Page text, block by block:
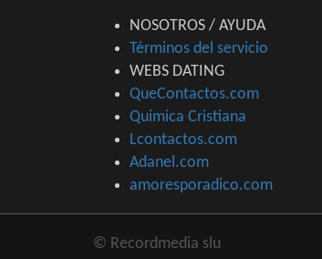
NOSOTROS / AYUDA
Términos del servicio
WEBS DATING
QueContactos.com
Quimica Cristiana
Lcontactos.com
Adanel.com
amoresporadico.com
© Recordmedia slu